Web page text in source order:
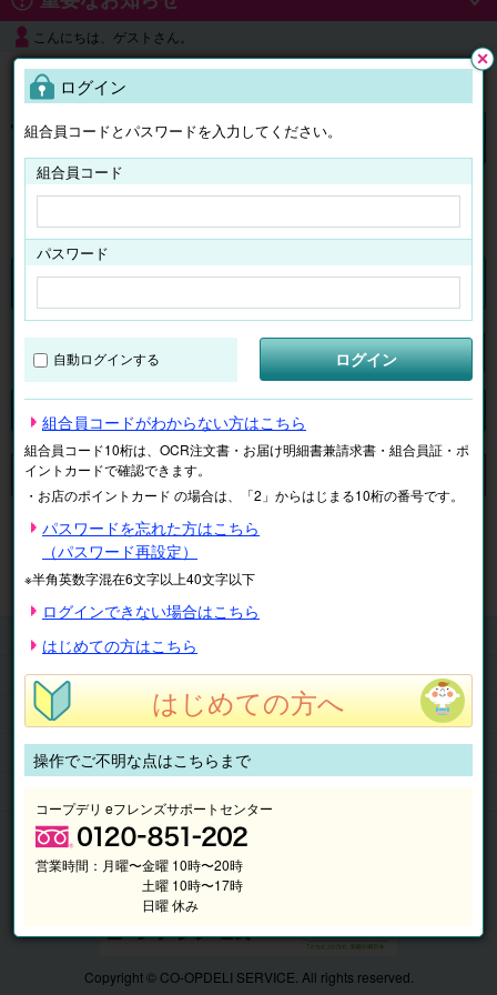
こんにちは、ゲストさん。
よくある質問
ログイン
チケット マイページ
検索
申し訳ございません。 現在、該当商品は、お取扱いしておりません。
マイページ 注文履歴
抽選結果
請求内容
チケット
くらしのサービス
このサイトの使い方
マイページ
Copyright © CO-OPDELI SERVICE. All rights reserved.
ログイン
組合員コードとパスワードを入力してください。
組合員コード
パスワード
自動ログインする ログイン
組合員コードがわからない方はこちら
組合員コード10桁は、OCR注文書・お届け明細書兼請求書・組合員証・ポ
イントカードで確認できます。
・お店のポイントカード の場合は、「2」からはじまる10桁の番号です。
パスワードを忘れた方はこちら
（パスワード再設定）
※半角英数字混在6文字以上40文字以下
ログインできない場合はこちら
はじめての方はこちら
はじめての方へ
操作でご不明な点はこちらまで
コープデリ eフレンズサポートセンター
営業時間： 月曜〜金曜 10時〜20時
土曜 10時〜17時
日曜 休み